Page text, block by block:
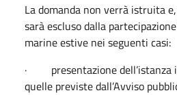
La domanda non verrà istruita
sarà escluso dalla
marine estive nei seguenti casi:
· presentazione dell’istanza
quelle previste dall’Avviso